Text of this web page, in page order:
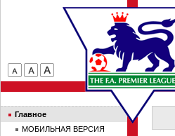
Главное
МОБИЛЬНАЯ ВЕРСИЯ